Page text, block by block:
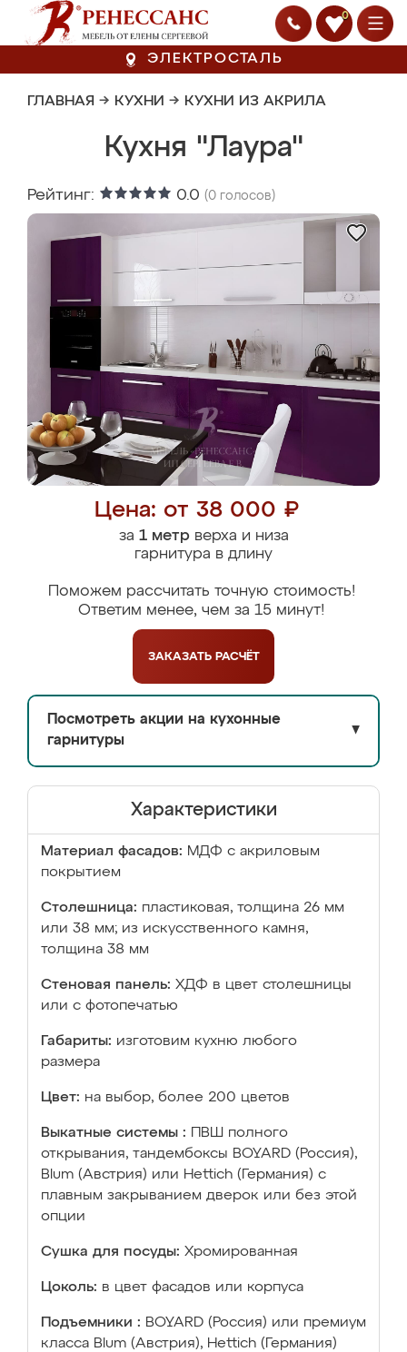
0
ЭЛЕКТРОСТАЛЬ
ГЛАВНАЯ → КУХНИ → КУХНИ ИЗ АКРИЛА
Кухня "Лаура"
Рейтинг: 0.0 (0 голосов)
Цена: от 38 000 ₽
за 1 метрверха и низа
гарнитура в длину
Поможем рассчитать точную стоимость!
Ответим менее, чем за 15 минут!
ЗАКАЗАТЬ РАСЧЁТ
Посмотреть акции на кухонные
гарнитуры
▼
Характеристики
Материал фасадов: МДФ с акриловым
покрытием
Столешница: пластиковая, толщина 26 мм
или 38 мм; из искусственного камня,
толщина 38 мм
Стеновая панель: ХДФ в цвет столешницы
или с фотопечатью
Габариты: изготовим кухню любого
размера
Цвет: на выбор, более 200 цветов
Выкатные системы :
ПВШ полного
открывания, тандембоксы BOYARD (Россия),
Blum (Австрия) или Hettich (Германия) с
плавным закрыванием дверок или без этой
опции
Сушка для посуды: Хромированная
Цоколь: в цвет фасадов или корпуса
Подъемники : BOYARD (Россия) или премиум
класса Blum (Австрия), Hettich (Германия)